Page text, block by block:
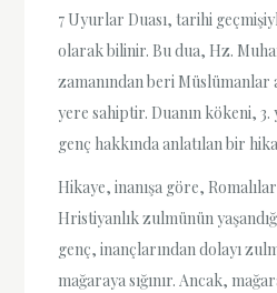
7 Uyurlar Duası, tarihi
olarak bilinir. Bu dua, Hz.
zamanından beri Müslümanlar
yere sahiptir. Duanın kökeni, 3.
genç hakkında anlatılan bir
Hikaye, inanışa göre,
Hristiyanlık zulmünün
genç, inançlarından dolayı
mağaraya sığınır. Ancak,